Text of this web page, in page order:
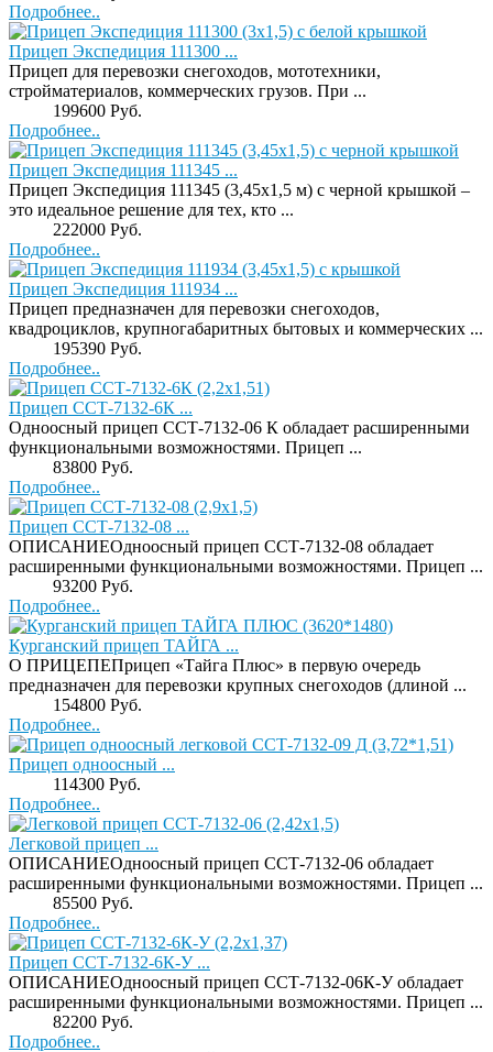
Подробнее..
Прицеп Экспедиция 111300 ...
Прицеп для перевозки снегоходов, мототехники,
стройматериалов, коммерческих грузов. При ...
199600 Руб.
Подробнее..
Прицеп Экспедиция 111345 ...
Прицеп Экспедиция 111345 (3,45х1,5 м) с черной крышкой –
это идеальное решение для тех, кто ...
222000 Руб.
Подробнее..
Прицеп Экспедиция 111934 ...
Прицеп предназначен для перевозки снегоходов,
квадроциклов, крупногабаритных бытовых и коммерческих ...
195390 Руб.
Подробнее..
Прицеп ССТ-7132-6К ...
Одноосный прицеп ССТ-7132-06 К обладает расширенными
функциональными возможностями. Прицеп ...
83800 Руб.
Подробнее..
Прицеп ССТ-7132-08 ...
ОПИСАНИЕОдноосный прицеп ССТ-7132-08 обладает
расширенными функциональными возможностями. Прицеп ...
93200 Руб.
Подробнее..
Курганский прицеп ТАЙГА ...
О ПРИЦЕПЕПрицеп «Тайга Плюс» в первую очередь
предназначен для перевозки крупных снегоходов (длиной ...
154800 Руб.
Подробнее..
Прицеп одноосный ...
114300 Руб.
Подробнее..
Легковой прицеп ...
ОПИСАНИЕОдноосный прицеп ССТ-7132-06 обладает
расширенными функциональными возможностями. Прицеп ...
85500 Руб.
Подробнее..
Прицеп ССТ-7132-6К-У ...
ОПИСАНИЕОдноосный прицеп ССТ-7132-06К-У обладает
расширенными функциональными возможностями. Прицеп ...
82200 Руб.
Подробнее..